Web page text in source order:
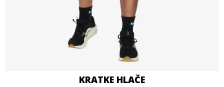
KRATKE HLAČE